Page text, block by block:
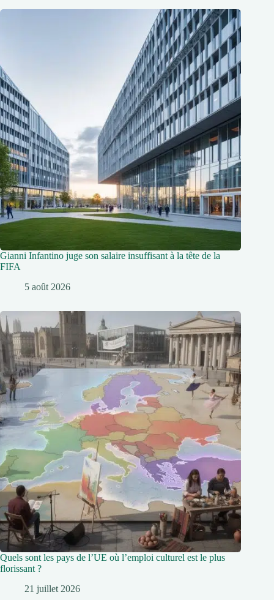
Gianni Infantino juge son salaire insuffisant à la tête de la
FIFA
5 août 2026
Quels sont les pays de l’UE où l’emploi culturel est le plus
florissant ?
21 juillet 2026